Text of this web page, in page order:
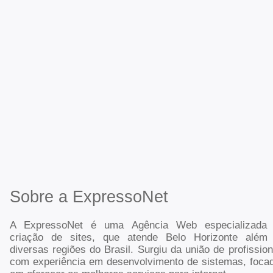
Sobre a ExpressoNet
A ExpressoNet é uma Agência Web especializada
criação de sites, que atende Belo Horizonte além
diversas regiões do Brasil. Surgiu da união de
com experiência em desenvolvimento de sistemas,